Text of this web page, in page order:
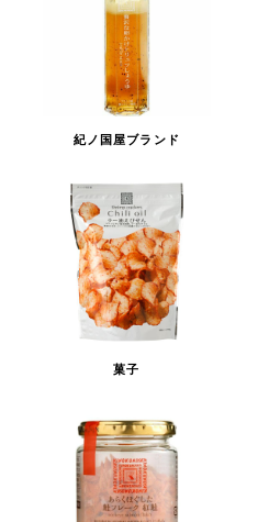
紀ノ国屋ブランド
菓子